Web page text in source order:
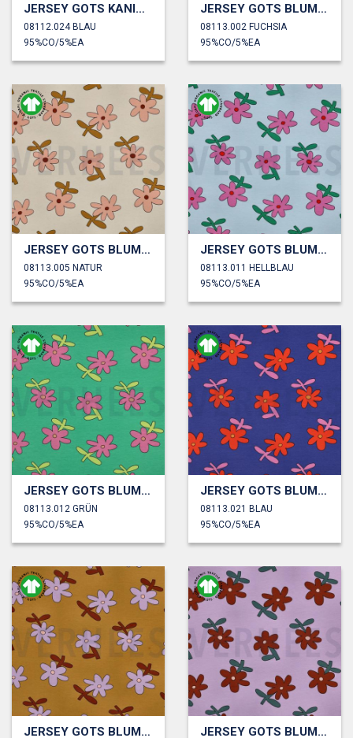
JERSEY GOTS KANINCHEN JENNIFER BOURON
08112.024 BLAU
95%CO/5%EA
JERSEY GOTS BLUMEN JENNIFER BOURON
08113.002 FUCHSIA
95%CO/5%EA
JERSEY GOTS BLUMEN JENNIFER BOURON
08113.005 NATUR
95%CO/5%EA
JERSEY GOTS BLUMEN JENNIFER BOURON
08113.011 HELLBLAU
95%CO/5%EA
JERSEY GOTS BLUMEN JENNIFER BOURON
08113.012 GRÜN
95%CO/5%EA
JERSEY GOTS BLUMEN JENNIFER BOURON
08113.021 BLAU
95%CO/5%EA
JERSEY GOTS BLUMEN JENNIFER BOURON JERSEY GOTS BLUMEN JENNIFER BOURON